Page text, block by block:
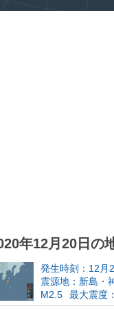
年12月20日の
発生時刻：12月
震源地：新島・
M2.5
最大震度